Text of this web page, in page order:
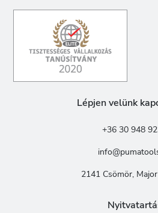
Lépjen velünk
+36 30 948
2141 Csömör,